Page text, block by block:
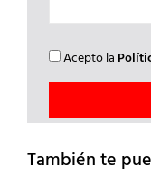
Acepto la
También te